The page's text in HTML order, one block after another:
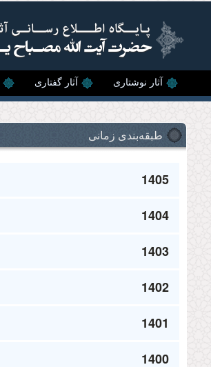
آثار نوشتاری آثار گفتاری
طبقه‌بندی زمانی
1405
1404
1403
1402
1401
1400